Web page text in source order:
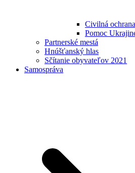
Civilná
Pomoc
Partnerské mestá
Hnúšťanský hlas
Sčítanie obyvateľov 2021
Samospráva